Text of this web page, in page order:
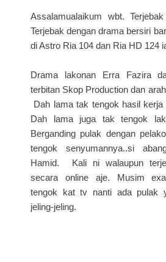
Assalamualaikum wbt.
Terjebak dengan drama bersiri
di Astro Ria 104 dan Ria HD 124
Drama lakonan Erra Fazira
terbitan Skop Production dan
Dah lama tak tengok hasil
Dah lama juga tak tengok
Berganding pulak dengan
tengok senyumannya..si
Hamid. Kali ni walaupun
secara online aje. Musim
tengok kat tv nanti ada pulak
jeling-jeling.